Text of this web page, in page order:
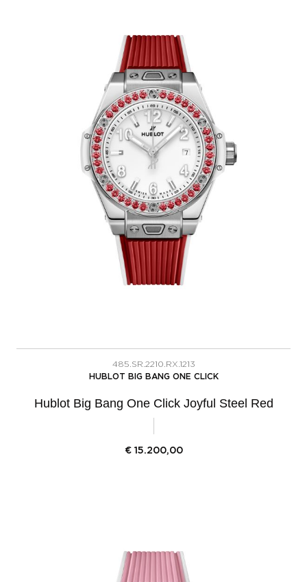
485.SR.2210.RX.1213
HUBLOT BIG BANG ONE CLICK
Hublot Big Bang One Click Joyful Steel Red
€ 15.200,00